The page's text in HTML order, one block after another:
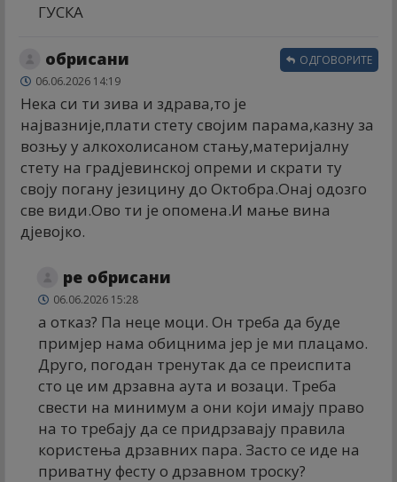
ГУСКА
обрисани
06.06.2026 14:19
Нека си ти зива и здрава,то је
највазније,плати стету својим парама,казну за
возњу у алкохолисаном стању,материјалну
стету на градјевинској опреми и скрати ту
своју погану језицину до Октобра.Онај одозго
све види.Ово ти је опомена.И мање вина
дјевојко.
ОДГОВОРИТЕ
ре обрисани
06.06.2026 15:28
а отказ? Па неце моци. Он треба да буде
примјер нама обицнима јер је ми плацамо.
Друго, погодан тренутак да се преиспита
сто це им дрзавна аута и возаци. Треба
свести на минимум а они који имају право
на то требају да се придрзавају правила
користења дрзавних пара. Засто се иде на
приватну фесту о дрзавном троску?